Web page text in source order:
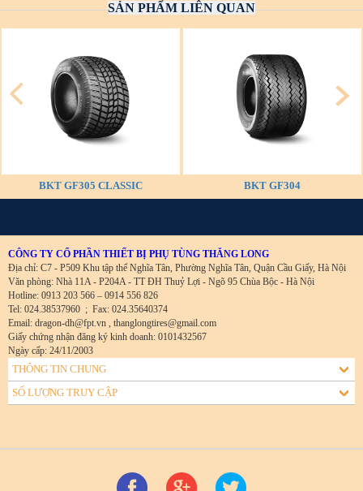
SẢN PHẨM LIÊN QUAN
BKT GF305 CLASSIC BKT GF304
CÔNG TY CỔ PHẦN THIẾT BỊ PHỤ TÙNG THĂNG LONG
Địa chỉ: C7 - P509 Khu tập thể Nghĩa Tân, Phường Nghĩa Tân, Quận Cầu Giấy, Hà Nội
Văn phòng: Nhà 11A - P204A - TT ĐH Thuỷ Lợi - Ngõ 95 Chùa Bộc - Hà Nội
Hotline: 0913 203 566 – 0914 556 826
Tel: 024.38537960 ; Fax: 024.35640374
Email: dragon-dh@fpt.vn , thanglongtires@gmail.com
Giấy chứng nhận đăng ký kinh doanh: 0101432567
Ngày cấp: 24/11/2003
THÔNG TIN CHUNG
SỐ LƯỢNG TRUY CẬP